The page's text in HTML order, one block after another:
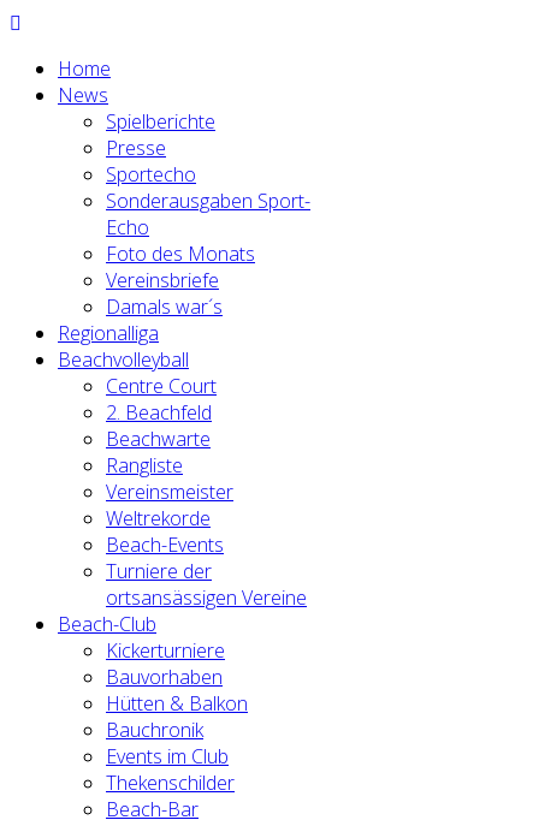
Home
News
Spielberichte
Presse
Sportecho
Sonderausgaben Sport-
Echo
Foto des Monats
Vereinsbriefe
Damals war´s
Regionalliga
Beachvolleyball
Centre Court
2. Beachfeld
Beachwarte
Rangliste
Vereinsmeister
Weltrekorde
Beach-Events
Turniere der
ortsansässigen Vereine
Beach-Club
Kickerturniere
Bauvorhaben
Hütten & Balkon
Bauchronik
Events im Club
Thekenschilder
Beach-Bar